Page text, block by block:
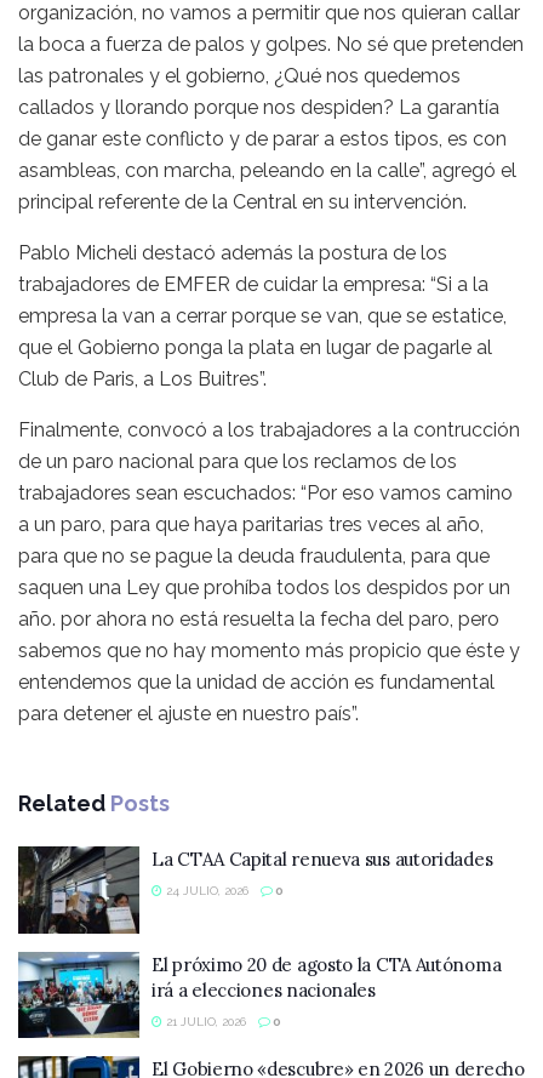
organización, no vamos a permitir que nos quieran callar
la boca a fuerza de palos y golpes. No sé que pretenden
las patronales y el gobierno, ¿Qué nos quedemos
callados y llorando porque nos despiden? La garantía
de ganar este conflicto y de parar a estos tipos, es con
asambleas, con marcha, peleando en la calle”, agregó el
principal referente de la Central en su intervención.
Pablo Micheli destacó además la postura de los
trabajadores de EMFER de cuidar la empresa: “Si a la
empresa la van a cerrar porque se van, que se estatice,
que el Gobierno ponga la plata en lugar de pagarle al
Club de Paris, a Los Buitres”.
Finalmente, convocó a los trabajadores a la contrucción
de un paro nacional para que los reclamos de los
trabajadores sean escuchados: “Por eso vamos camino
a un paro, para que haya paritarias tres veces al año,
para que no se pague la deuda fraudulenta, para que
saquen una Ley que prohíba todos los despidos por un
año. por ahora no está resuelta la fecha del paro, pero
sabemos que no hay momento más propicio que éste y
entendemos que la unidad de acción es fundamental
para detener el ajuste en nuestro país”.
Related Posts
La CTAA Capital renueva sus autoridades
24 JULIO, 2026 0
El próximo 20 de agosto la CTA Autónoma
irá a elecciones nacionales
21 JULIO, 2026 0
El Gobierno «descubre» en 2026 un derecho